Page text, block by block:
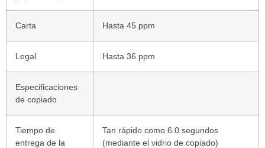
Carta Hasta 45 ppm
Legal Hasta 36 ppm
Especificaciones
de copiado
Tiempo de
entrega de la
Tan rápido como 6.0 segundos
(mediante el vidrio de copiado)